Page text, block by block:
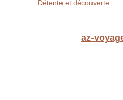
Détente et découverte
az-